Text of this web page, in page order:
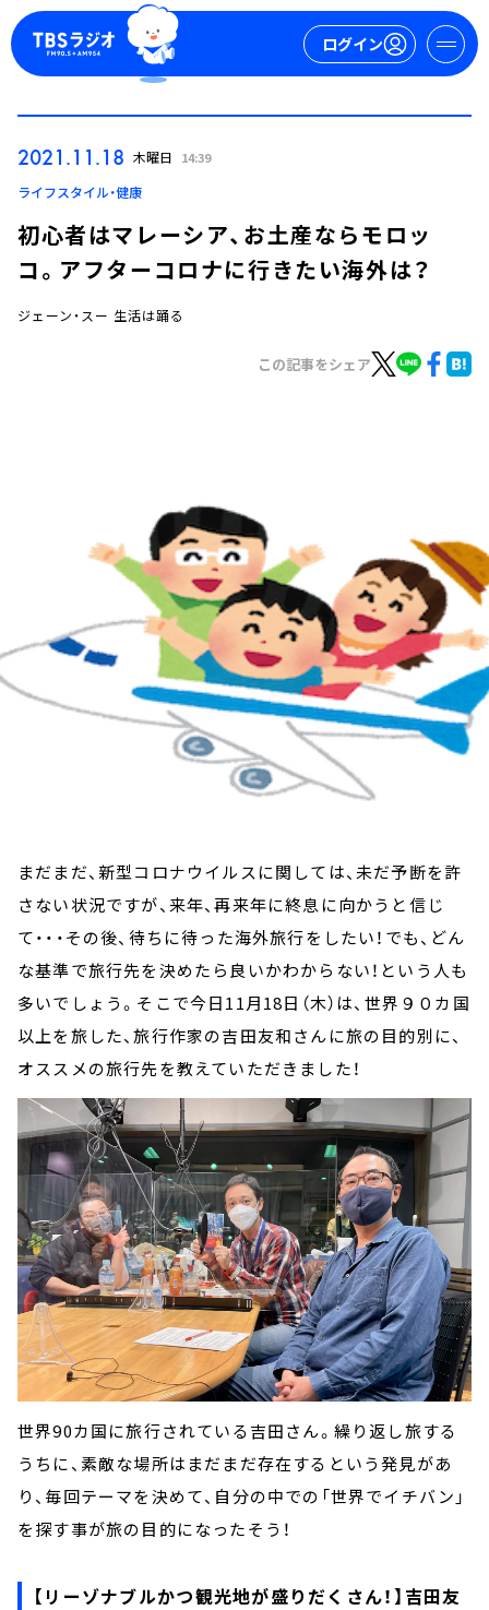
ログイン
ログイン
イベント・グッズ
YouTube
会社情報
2021.11.18 木曜日 14:39
ライフスタイル・健康
初心者はマレーシア、お土産ならモロッ
コ。アフターコロナに行きたい海外は？
ジェーン・スー 生活は踊る
この記事をシェア
まだまだ、新型コロナウイルスに関しては、未だ予断を許
さない状況ですが、来年、再来年に終息に向かうと信じ
て・・・その後、待ちに待った海外旅行をしたい！でも、どん
な基準で旅行先を決めたら良いかわからない！という人も
多いでしょう。そこで今日11月18日（木）は、世界９０カ国
以上を旅した、旅行作家の吉田友和さんに旅の目的別に、
オススメの旅行先を教えていただきました！
世界90カ国に旅行されている吉田さん。繰り返し旅する
うちに、素敵な場所はまだまだ存在するという発見があ
り、毎回テーマを決めて、自分の中での「世界でイチバン」
を探す事が旅の目的になったそう！
【リーゾナブルかつ観光地が盛りだくさん！】吉田友